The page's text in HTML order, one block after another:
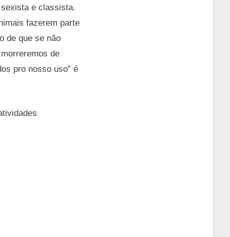
e classista.
fazerem parte
de que se não
de
pro nosso uso” é